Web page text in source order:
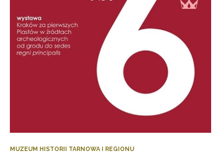
MUZEUM HISTORII TARNOWA I REGIONU